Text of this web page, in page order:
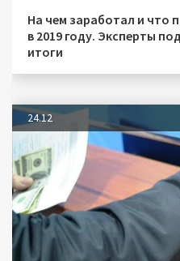
На чем заработал и что
в 2019 году. Эксперты
итоги
24.12